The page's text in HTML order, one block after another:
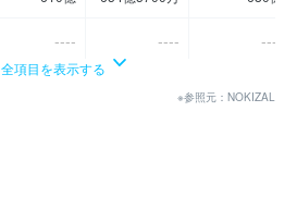
---- ---- ----
全項目を表示する
※参照元：NOKIZAL